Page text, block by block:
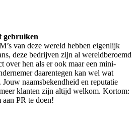
gebruiken
van deze wereld hebben eigenlijk
deze bedrijven zijn al wereldberoemd
over hen als er ook maar een mini-
daarentegen kan wel wat
naamsbekendheid en reputatie
klanten zijn altijd welkom. Kortom:
aan PR te doen!